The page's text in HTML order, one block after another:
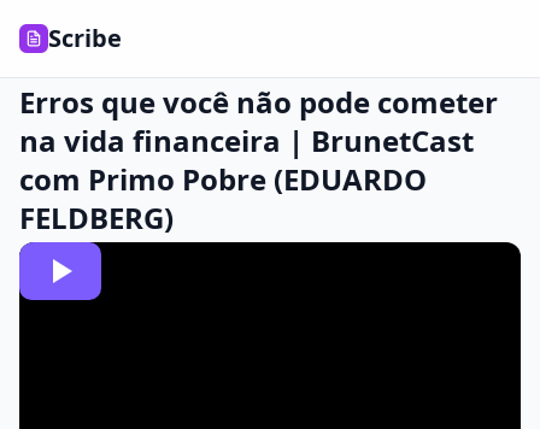
Scribe
Erros que você não pode cometer
na vida financeira | BrunetCast
com Primo Pobre (EDUARDO
FELDBERG)